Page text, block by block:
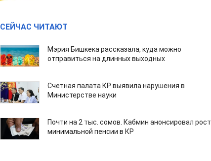
СЕЙЧАС ЧИТАЮТ
Мэрия Бишкека рассказала, куда можно
отправиться на длинных выходных
Счетная палата КР выявила нарушения в
Министерстве науки
Почти на 2 тыс. сомов. Кабмин анонсировал рост
минимальной пенсии в КР